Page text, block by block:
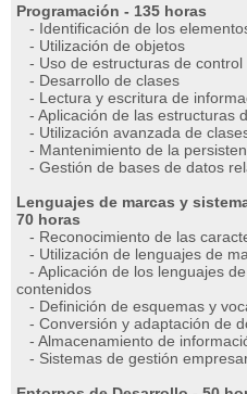
Programación - 135 horas
- Identificación de los
- Utilización de objetos
- Uso de estructuras de control
- Desarrollo de clases
- Lectura y escritura de
- Aplicación de las estructuras
- Utilización avanzada de
- Mantenimiento de la
- Gestión de bases de datos
Lenguajes de marcas y
70 horas
- Reconocimiento de las
- Utilización de lenguajes de
- Aplicación de los lenguajes
contenidos
- Definición de esquemas y
- Conversión y adaptación de
- Almacenamiento de
- Sistemas de gestión